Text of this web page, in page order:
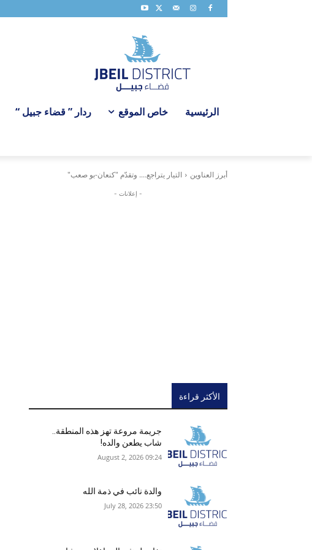
الرئيسية خاص الموقع ردار ” قضاء جبيل “
أبرز العناوين التيار يتراجع…. وتقدّم "كنعان-بو صعب"
- إعلانات -
الأكثر قراءة
جريمة مروعة تهز هذه المنطقة..
شاب يطعن والده!
09:24 2026 ,August 2
والدة نائب في ذمة الله
23:50 2026 ,July 28